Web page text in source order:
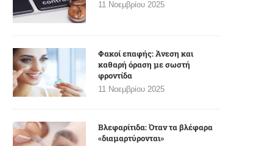
11 Νοεμβρίου 2025
Φακοί επαφής: Άνεση και
καθαρή όραση με σωστή
φροντίδα
11 Νοεμβρίου 2025
Βλεφαρίτιδα: Όταν τα βλέφαρα
«διαμαρτύρονται»